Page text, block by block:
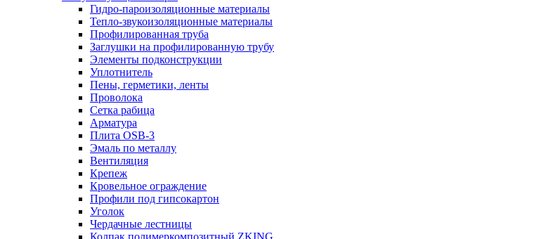
Гидро-пароизоляционные материалы
Тепло-звукоизоляционные материалы
Профилированная труба
Заглушки на профилированную трубу
Элементы подконструкции
Уплотнитель
Пены, герметики, ленты
Проволока
Сетка рабица
Арматура
Плита OSB-3
Эмаль по металлу
Вентиляция
Крепеж
Кровельное ограждение
Профили под гипсокартон
Уголок
Чердачные лестницы
Колпак полимеркомпозитный ZKING